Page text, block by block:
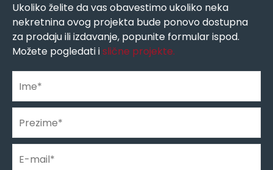
Ukoliko želite da vas obavestimo ukoliko neka
nekretnina ovog projekta bude ponovo dostupna
za prodaju ili izdavanje, popunite formular ispod.
Možete pogledati islične projekte.
Ime*
Prezime*
E-mail*